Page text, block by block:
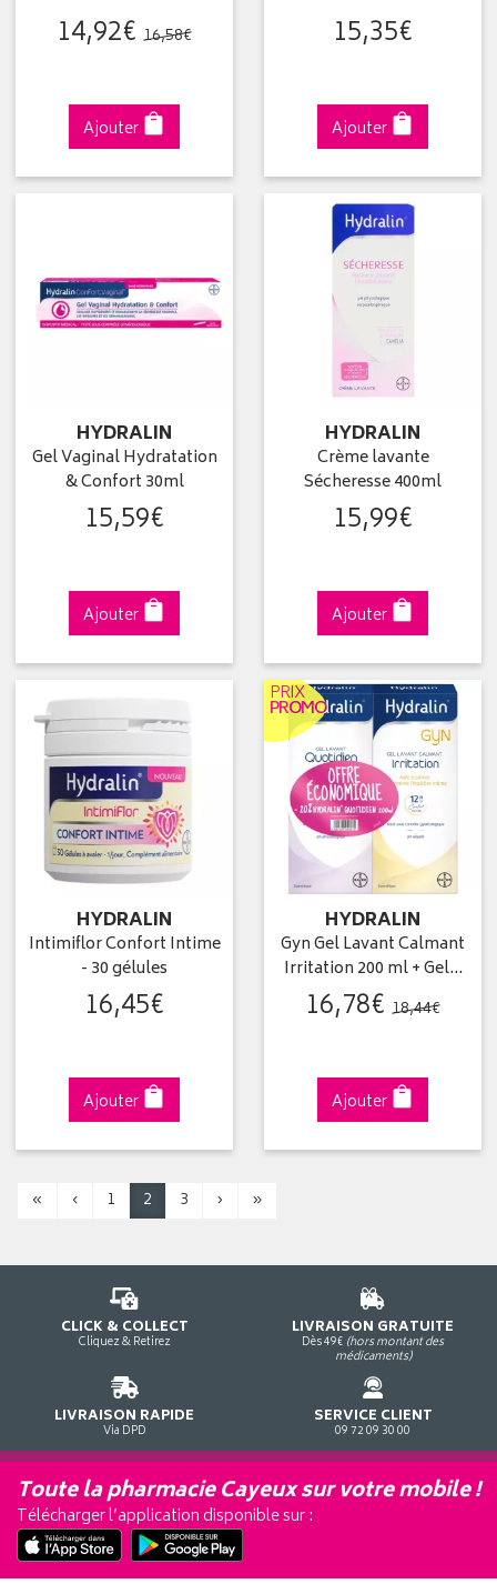
14,92€ 16,58€
Ajouter
15,35€
Ajouter
HYDRALIN
Gel Vaginal Hydratation
& Confort 30ml
15,59€
Ajouter
HYDRALIN
Crème lavante
Sécheresse 400ml
15,99€
Ajouter
HYDRALIN
Intimiflor Confort Intime
- 30 gélules
16,45€
Ajouter
PRIX
PROMO
HYDRALIN
Gyn Gel Lavant Calmant
Irritation 200 ml + Gel…
16,78€ 18,44€
Ajouter
« ‹ 1 2 3 › »
CLICK & COLLECT
Cliquez & Retirez
LIVRAISON GRATUITE
Dès 49€ (hors montant des
médicaments)
LIVRAISON RAPIDE
Via DPD
SERVICE CLIENT
09 72 09 30 00
Toute la pharmacie Cayeux sur votre mobile !
Télécharger l’application disponible sur :